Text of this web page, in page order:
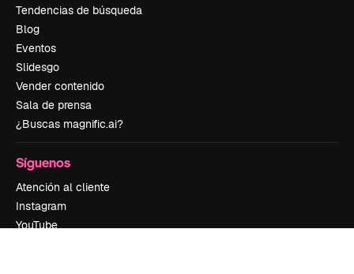
Tendencias de búsqueda
Blog
Eventos
Slidesgo
Vender contenido
Sala de prensa
¿Buscas magnific.ai?
Síguenos
Atención al cliente
Instagram
YouTube